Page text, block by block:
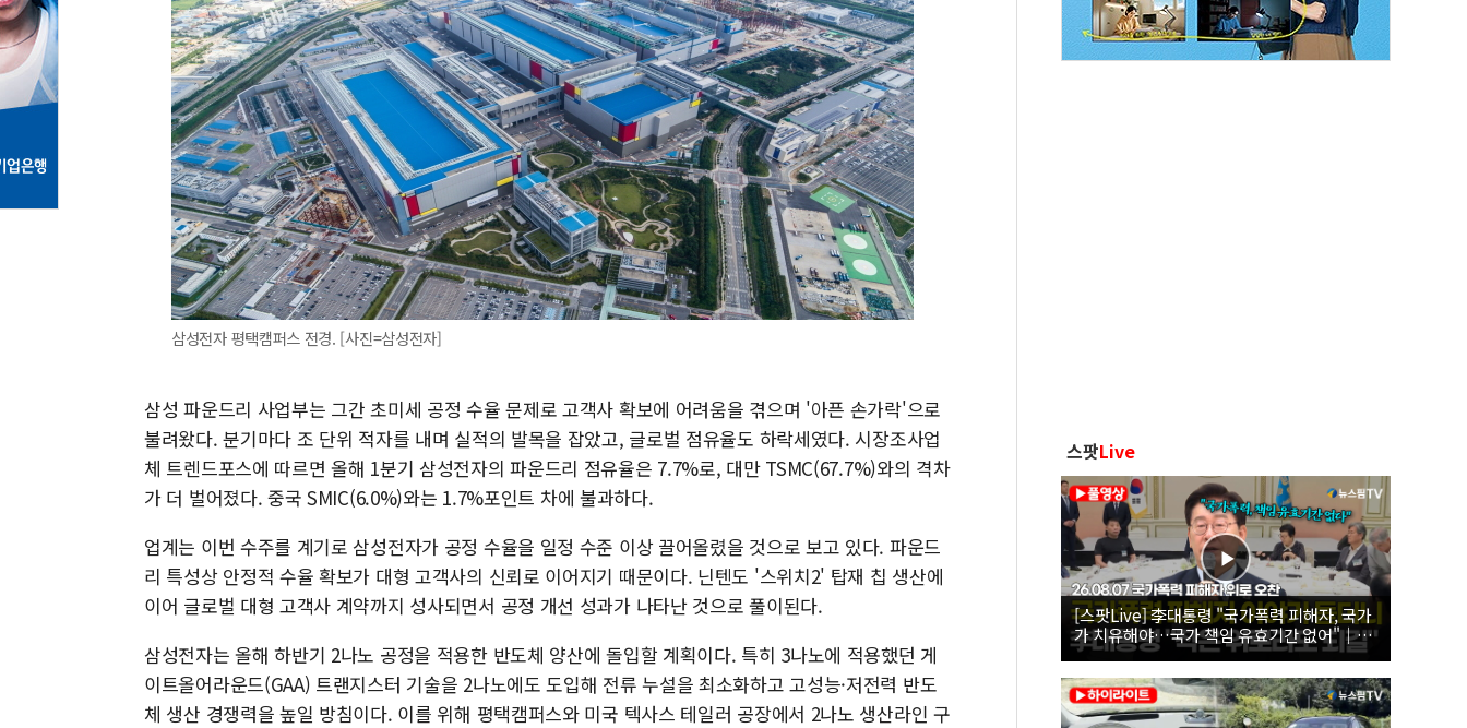
삼성전자 평택캠퍼스 전경. [사진=삼성전자]
삼성 파운드리 사업부는 그간 초미세 공정 수율 문제로 고객사 확보에 어려움을 겪으며 '아픈 손가락'으로
불려왔다. 분기마다 조 단위 적자를 내며 실적의 발목을 잡았고, 글로벌 점유율도 하락세였다. 시장조사업
체 트렌드포스에 따르면 올해 1분기 삼성전자의 파운드리 점유율은 7.7%로, 대만 TSMC(67.7%)와의 격차
가 더 벌어졌다. 중국 SMIC(6.0%)와는 1.7%포인트 차에 불과하다.
업계는 이번 수주를 계기로 삼성전자가 공정 수율을 일정 수준 이상 끌어올렸을 것으로 보고 있다. 파운드
리 특성상 안정적 수율 확보가 대형 고객사의 신뢰로 이어지기 때문이다. 닌텐도 '스위치2' 탑재 칩 생산에
이어 글로벌 대형 고객사 계약까지 성사되면서 공정 개선 성과가 나타난 것으로 풀이된다.
삼성전자는 올해 하반기 2나노 공정을 적용한 반도체 양산에 돌입할 계획이다. 특히 3나노에 적용했던 게
이트올어라운드(GAA) 트랜지스터 기술을 2나노에도 도입해 전류 누설을 최소화하고 고성능·저전력 반도
체 생산 경쟁력을 높일 방침이다. 이를 위해 평택캠퍼스와 미국 텍사스 테일러 공장에서 2나노 생산라인 구
스팟Live
[스팟Live] 李대통령 "국가폭력 피해자, 국가
가 치유해야…국가 책임 유효기간 없어"｜
26.08.07 국가폭력 피해자 위로 오찬